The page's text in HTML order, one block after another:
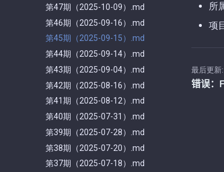
第47期（2025-10-09）.md
第46期（2025-09-16）.md
第45期（2025-09-15）.md
第44期（2025-09-14）.md
第43期（2025-09-04）.md
第42期（2025-08-16）.md
第41期（2025-08-12）.md
第40期（2025-07-31）.md
第39期（2025-07-28）.md
第38期（2025-07-20）.md
第37期（2025-07-18）.md
所
项
最后更新: